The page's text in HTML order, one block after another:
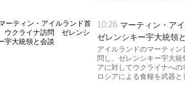
10:26 マーティン・ア
ゼレンシキー宇大統領
アイルランドのマーティ
問し、ゼレンシキー宇大
アに対してウクライナへの
ロシアによる食糧を武器と